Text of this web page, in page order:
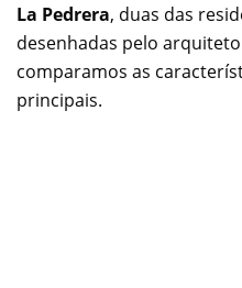
La Pedrera, duas das
desenhadas pelo
comparamos as
principais.